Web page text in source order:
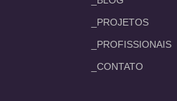
_PROJETOS
_PROFISSIONAIS
_CONTATO